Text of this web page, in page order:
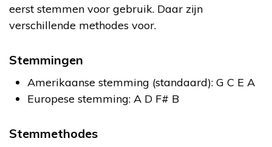
eerst stemmen voor gebruik. Daar zijn
verschillende methodes voor.
Stemmingen
Amerikaanse stemming (standaard): G C E A
Europese stemming: A D F# B
Stemmethodes